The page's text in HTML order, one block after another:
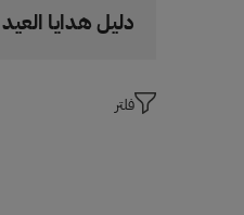
دليل هدايا
فلتر